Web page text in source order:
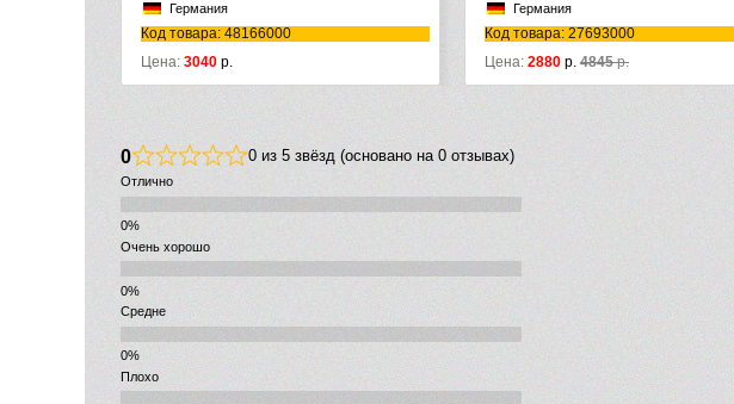
Германия
Код товара: 48166000
Цена: 3040 р.
Германия
Код товара: 27693000
Цена: 2880 р. 4845р.
0 0 из 5 звёзд (основано на 0 отзывах)
Отлично
Очень хорошо
Средне
Плохо